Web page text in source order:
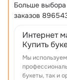
Больше
заказов
Интернет
Купить
Мы
букеты, так и